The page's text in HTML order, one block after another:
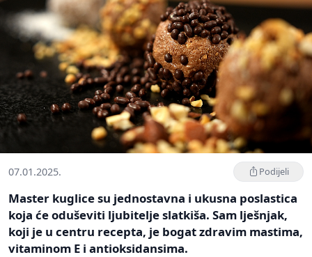
07.01.2025. Podijeli
Master kuglice su jednostavna i ukusna poslastica
koja će oduševiti ljubitelje slatkiša. Sam lješnjak,
koji je u centru recepta, je bogat zdravim mastima,
vitaminom E i antioksidansima.